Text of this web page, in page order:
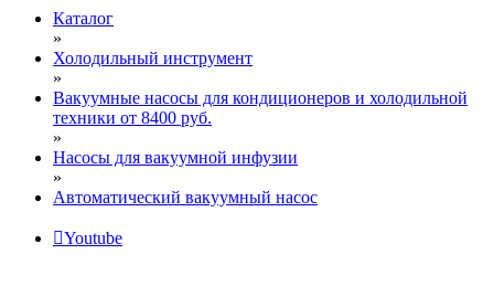
Каталог
»
Холодильный инструмент
»
Вакуумные насосы для кондиционеров и холодильной
техники от 8400 руб.
»
Насосы для вакуумной инфузии
»
Автоматический вакуумный насос
Youtube